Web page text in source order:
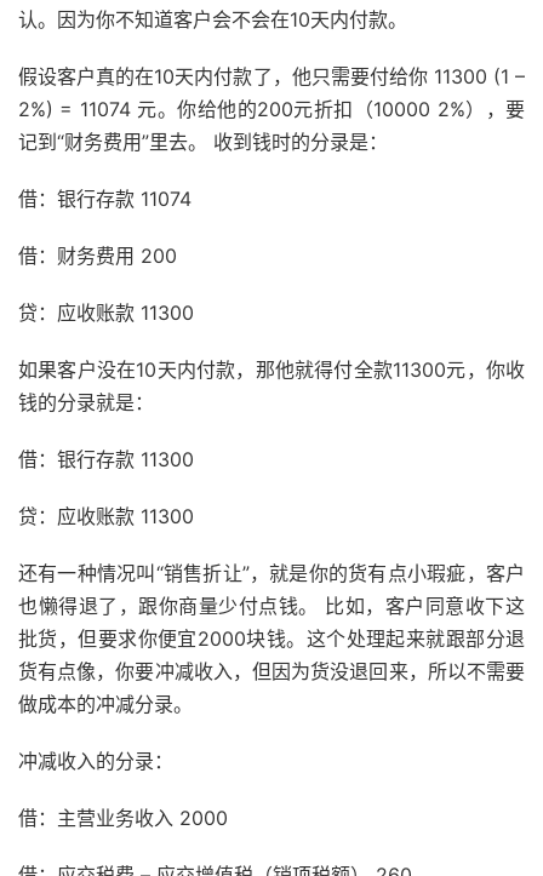
认。因为你不知道客户会不会在10天内付款。
假设客户真的在10天内付款了，他只需要付给你 11300 (1 –
2%) = 11074 元。你给他的200元折扣（10000 2%），要
记到“财务费用”里去。 收到钱时的分录是：
借：银行存款 11074
借：财务费用 200
贷：应收账款 11300
如果客户没在10天内付款，那他就得付全款11300元，你收
钱的分录就是：
借：银行存款 11300
贷：应收账款 11300
还有一种情况叫“销售折让”，就是你的货有点小瑕疵，客户
也懒得退了，跟你商量少付点钱。 比如，客户同意收下这
批货，但要求你便宜2000块钱。这个处理起来就跟部分退
货有点像，你要冲减收入，但因为货没退回来，所以不需要
做成本的冲减分录。
冲减收入的分录：
借：主营业务收入 2000